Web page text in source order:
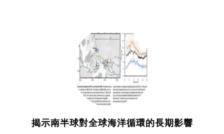
揭示南半球對全球海洋循環的長期影響